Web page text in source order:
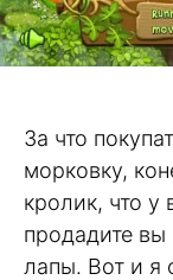
За что
морковку,
кролик, что у
продадите вы
лапы. Вот и